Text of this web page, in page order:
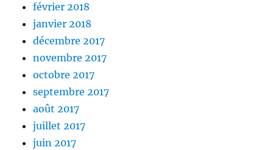
février 2018
janvier 2018
décembre 2017
novembre 2017
octobre 2017
septembre 2017
août 2017
juillet 2017
juin 2017